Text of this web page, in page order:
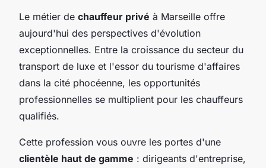
Le métier de chauffeur privé à Marseille offre
aujourd'hui des perspectives d'évolution
exceptionnelles. Entre la croissance du secteur du
transport de luxe et l'essor du tourisme d'affaires
dans la cité phocéenne, les opportunités
professionnelles se multiplient pour les chauffeurs
qualifiés.
Cette profession vous ouvre les portes d'une
clientèle haut de gamme : dirigeants d'entreprise,